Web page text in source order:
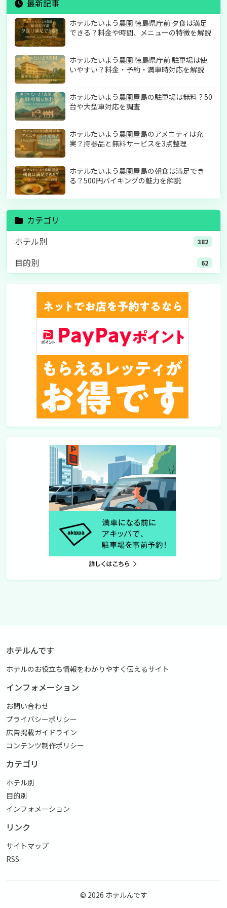
最新記事
ホテルたいよう農園 徳島県庁前 夕食は満足
できる？料金や時間、メニューの特徴を解説
ホテルたいよう農園 徳島県庁前 駐車場は使
いやすい？料金・予約・満車時対応を解説
ホテルたいよう農園屋島の駐車場は無料？50
台や大型車対応を調査
ホテルたいよう農園屋島のアメニティは充
実？持参品と無料サービスを3点整理
ホテルたいよう農園屋島の朝食は満足でき
る？500円バイキングの魅力を解説
カテゴリ
ホテル別
382
目的別 62
ホテルんです
ホテルのお役立ち情報をわかりやすく伝えるサイト
インフォメーション
お問い合わせ
プライバシーポリシー
広告掲載ガイドライン
コンテンツ制作ポリシー
カテゴリ
ホテル別
目的別
インフォメーション
リンク
サイトマップ
RSS
© 2026 ホテルんです